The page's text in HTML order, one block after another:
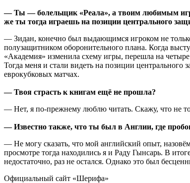
— Ты — болельщик «Реала», а твоим любимым
же ты тогда играешь на позиции центрального
— Зидан, конечно был выдающимся игроком не
полузащитником оборонительного плана. Когда
«Академия» изменила схему игры, перешла на
Тогда меня и стали видеть на позиции
еврокубковых матчах.
— Твоя страсть к книгам ещё не прошла?
— Нет, я по-прежнему люблю читать. Скажу, что не
— Известно также, что ты был в Англии, где
— Не могу сказать, что мой английский опыт,
просмотре тогда находились я и Раду Гынсарь. В
недостаточно, раз не остался. Однако это был
Официальный сайт «Шерифа»